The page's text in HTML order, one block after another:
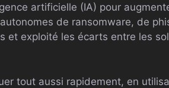
artificielle (IA) pour
de ransomware, de
et exploité les écarts entre les
tout aussi rapidement, en